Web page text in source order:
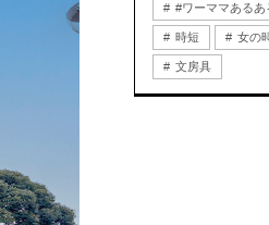
#ワーママあるあ
時短 女の
文房具